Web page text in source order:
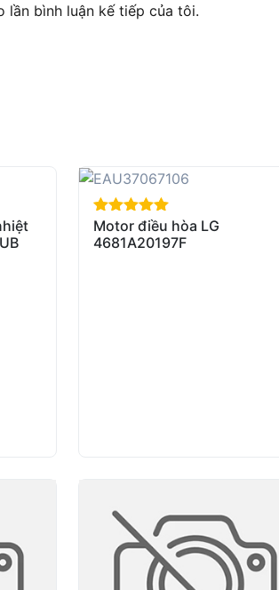
lần bình luận kế tiếp của tôi.
out of 5
Motor điều hòa LG
4681A20197F